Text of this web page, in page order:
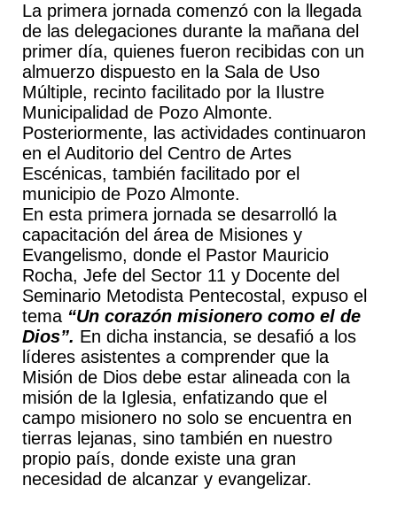
La primera jornada comenzó con la llegada
de las delegaciones durante la mañana del
primer día, quienes fueron recibidas con un
almuerzo dispuesto en la Sala de Uso
Múltiple, recinto facilitado por la Ilustre
Municipalidad de Pozo Almonte.
Posteriormente, las actividades continuaron
en el Auditorio del Centro de Artes
Escénicas, también facilitado por el
municipio de Pozo Almonte.
En esta primera jornada se desarrolló la
capacitación del área de Misiones y
Evangelismo, donde el Pastor Mauricio
Rocha, Jefe del Sector 11 y Docente del
Seminario Metodista Pentecostal, expuso el
tema “Un corazón misionero como el de
Dios”. En dicha instancia, se desafió a los
líderes asistentes a comprender que la
Misión de Dios debe estar alineada con la
misión de la Iglesia, enfatizando que el
campo misionero no solo se encuentra en
tierras lejanas, sino también en nuestro
propio país, donde existe una gran
necesidad de alcanzar y evangelizar.